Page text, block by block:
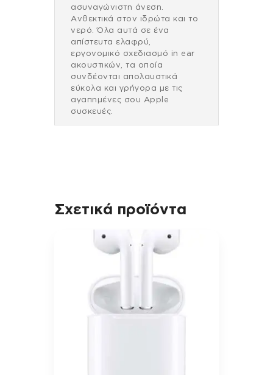
ασυναγώνιστη άνεση.
Ανθεκτικά στον ιδρώτα και το
νερό. Όλα αυτά σε ένα
απίστευτα ελαφρύ,
εργονομικό σχεδιασμό in ear
ακουστικών, τα οποία
συνδέονται απολαυστικά
εύκολα και γρήγορα με τις
αγαπημένες σου Apple
συσκευές.
Σχετικά προϊόντα